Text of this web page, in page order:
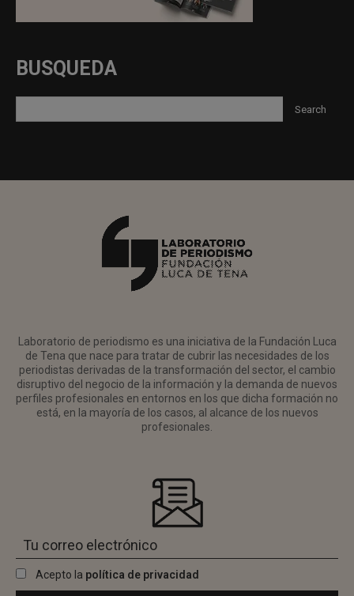
BUSQUEDA
Laboratorio de periodismo es una iniciativa de la Fundación Luca
de Tena que nace para tratar de cubrir las necesidades de los
periodistas derivadas de la transformación del sector, el cambio
disruptivo del negocio de la información y la demanda de nuevos
perfiles profesionales en entornos en los que dicha formación no
está, en la mayoría de los casos, al alcance de los nuevos
profesionales.
Acepto la política de privacidad